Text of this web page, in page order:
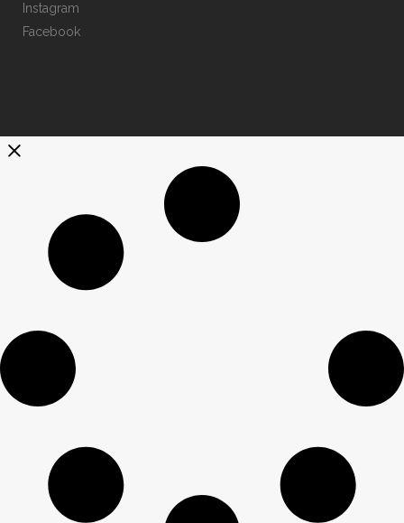
Instagram
Facebook